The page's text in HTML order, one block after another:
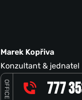
Marek Kopřiva
Konzultant & jednatel
OFFICE 777